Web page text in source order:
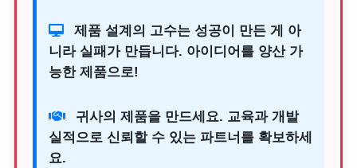
제품 설계의 고수는 성공이 만든 게 아
니라 실패가 만듭니다. 아이디어를 양산 가
능한 제품으로!
귀사의 제품을 만드세요. 교육과 개발
실적으로 신뢰할 수 있는 파트너를 확보하세
요.